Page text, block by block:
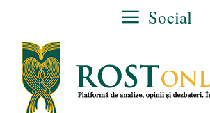
conținut
Social